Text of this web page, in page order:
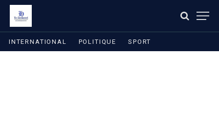
INTERNATIONAL POLITIQUE SPORT